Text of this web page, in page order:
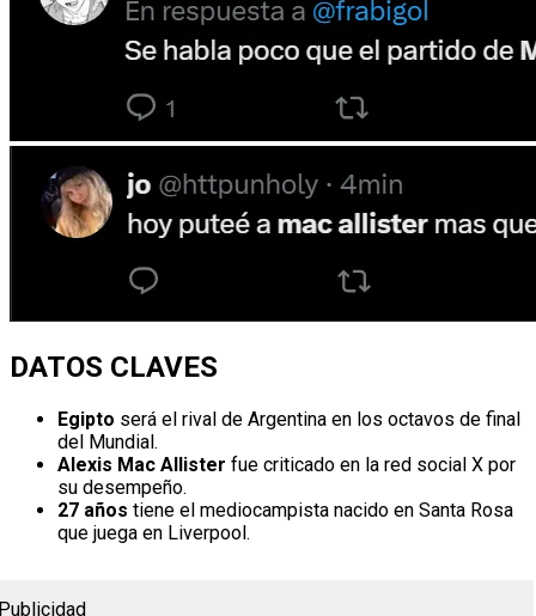
DATOS CLAVES
Egipto será el rival de Argentina en los octavos de final
del Mundial.
Alexis Mac Allister fue criticado en la red social X por
su desempeño.
27 años tiene el mediocampista nacido en Santa Rosa
que juega en Liverpool.